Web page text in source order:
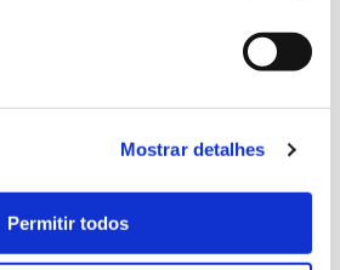
Mostrar detalhes
Permitir todos